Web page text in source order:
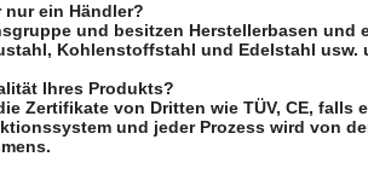
nur ein Händler?
und besitzen Herstellerbasen und
Kohlenstoffstahl und Edelstahl
Ihres Produkts?
Zertifikate von Dritten wie TÜV, CE,
und jeder Prozess wird von